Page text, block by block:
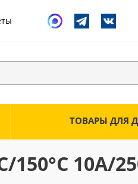
ТОВАРЫ ДЛЯ
150°С 10А/